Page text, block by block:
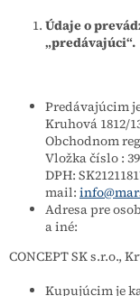
Údaje o
„predávajúci“.
Predávajúcim
Kruhová 1812/
Obchodnom
Vložka číslo :
DPH:
mail:
Adresa pre
a iné:
CONCEPT SK s.r.o.,
Kupujúcim je